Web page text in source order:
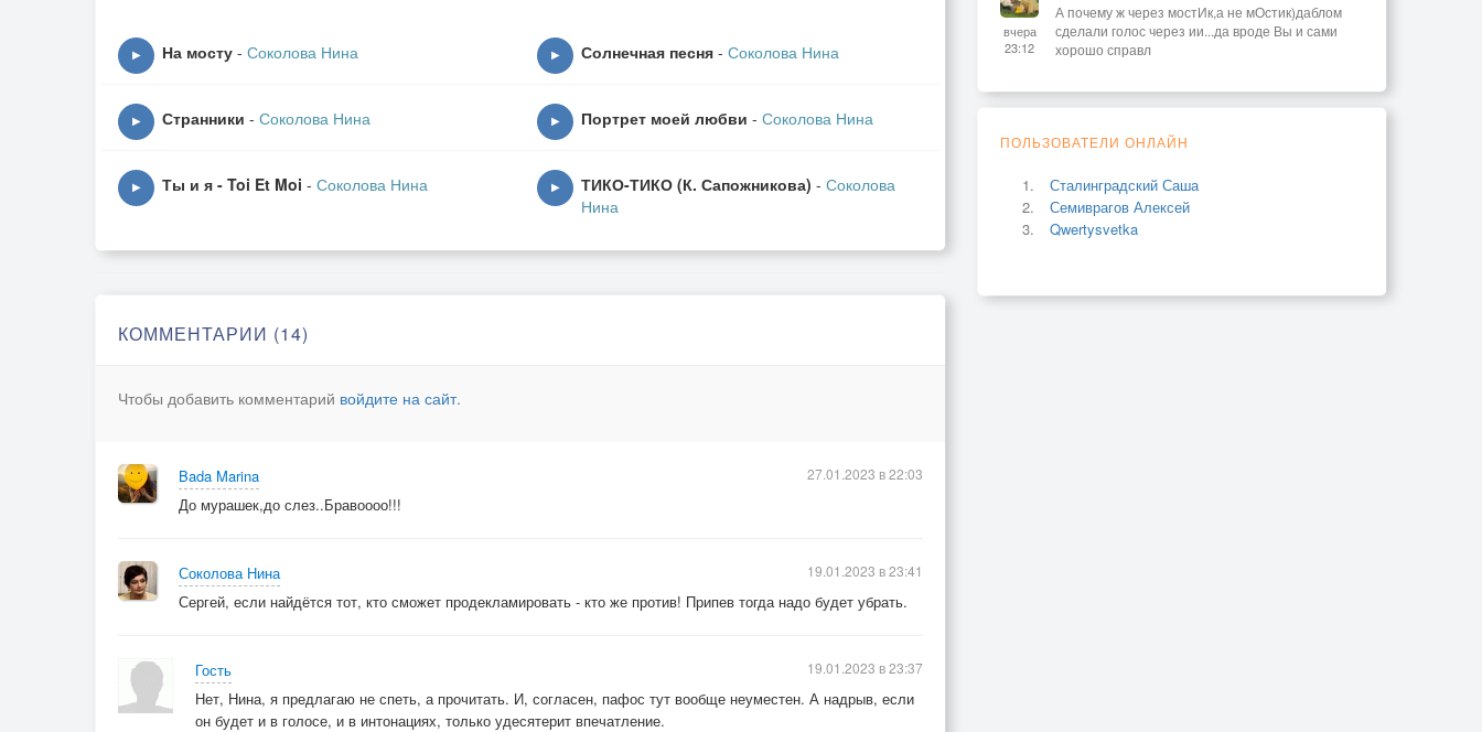
▶ На мосту - Соколова Нина ▶ Солнечная песня - Соколова Нина
▶ Странники - Соколова Нина ▶ Портрет моей любви - Соколова Нина
▶ Ты и я - Toi Et Moi - Соколова Нина ▶ ТИКО-ТИКО (К. Сапожникова) - Соколова
Нина
КОММЕНТАРИИ (14)
Чтобы добавить комментарий войдите на сайт.
Bada Marina
До мурашек,до слез..Бравоооо!!!
27.01.2023 в 22:03
Соколова Нина
Сергей, если найдётся тот, кто сможет продекламировать - кто же против! Припев тогда надо будет убрать.
19.01.2023 в 23:41
Гость
Нет, Нина, я предлагаю не спеть, а прочитать. И, согласен, пафос тут вообще неуместен. А надрыв, если
он будет и в голосе, и в интонациях, только удесятерит впечатление.
19.01.2023 в 23:37
вчера
23:12
А почему ж через мостИк,а не мОстик)даблом
сделали голос через ии...да вроде Вы и сами
хорошо справл
ПОЛЬЗОВАТЕЛИ ОНЛАЙН
Сталинградский Саша
Семиврагов Алексей
Qwertysvetka